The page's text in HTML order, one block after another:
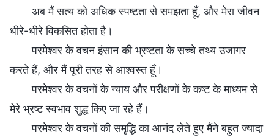
अब मैं सत्य को अधिक स्पष्टता से समझता हूँ, और मेरा जीवन
धीरे-धीरे विकसित होता है।
परमेश्वर के वचन इंसान की भ्रष्टता के सच्चे तथ्य उजागर
करते हैं, और मैं पूरी तरह से आश्वस्त हूँ।
परमेश्वर के वचनों के न्याय और परीक्षणों के कष्ट के माध्यम से
मेरे भ्रष्ट स्वभाव शुद्ध किए जा रहे हैं।
परमेश्वर के वचनों की समृद्धि का आनंद लेते हुए मैंने बहुत ज्यादा